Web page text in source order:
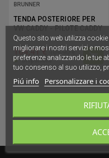
BRUNNER
TENDA POSTERIORE PER
VW CADDY - PILOTE CADDY
4
104,41 € 109,90 €
Disponibile
Questo sito web utilizza
migliorare i nostri servizi e
preferenze analizzando le tue
tuo consenso al suo utilizzo,
Piú info Personalizzare i